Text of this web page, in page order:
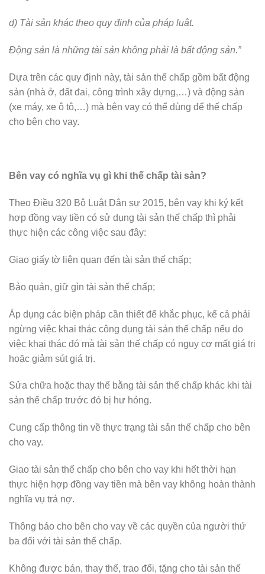
d) Tài sản khác theo quy định của pháp luật.
Động sản là những tài sản không phải là bất động sản.”
Dựa trên các quy định này, tài sản thế chấp gồm bất động
sản (nhà ở, đất đai, công trình xây dựng,…) và động sản
(xe máy, xe ô tô,…) mà bên vay có thể dùng để thế chấp
cho bên cho vay.
Bên vay có nghĩa vụ gì khi thế chấp tài sản?
Theo Điều 320 Bộ Luật Dân sự 2015, bên vay khi ký kết
hợp đồng vay tiền có sử dụng tài sản thế chấp thì phải
thực hiện các công việc sau đây:
Giao giấy tờ liên quan đến tài sản thế chấp;
Bảo quản, giữ gìn tài sản thế chấp;
Áp dụng các biện pháp cần thiết để khắc phục, kể cả phải
ngừng việc khai thác công dụng tài sản thế chấp nếu do
việc khai thác đó mà tài sản thế chấp có nguy cơ mất giá trị
hoặc giảm sút giá trị.
Sửa chữa hoặc thay thế bằng tài sản thế chấp khác khi tài
sản thế chấp trước đó bị hư hỏng.
Cung cấp thông tin về thực trạng tài sản thế chấp cho bên
cho vay.
Giao tài sản thế chấp cho bên cho vay khi hết thời hạn
thực hiện hợp đồng vay tiền mà bên vay không hoàn thành
nghĩa vụ trả nợ.
Thông báo cho bên cho vay về các quyền của người thứ
ba đối với tài sản thế chấp.
Không được bán, thay thế, trao đổi, tặng cho tài sản thế